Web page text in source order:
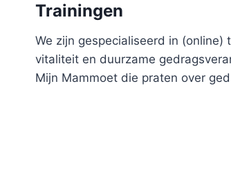
Trainingen
We zijn gespecialiseerd in (online)
vitaliteit en duurzame
Mijn Mammoet die praten over